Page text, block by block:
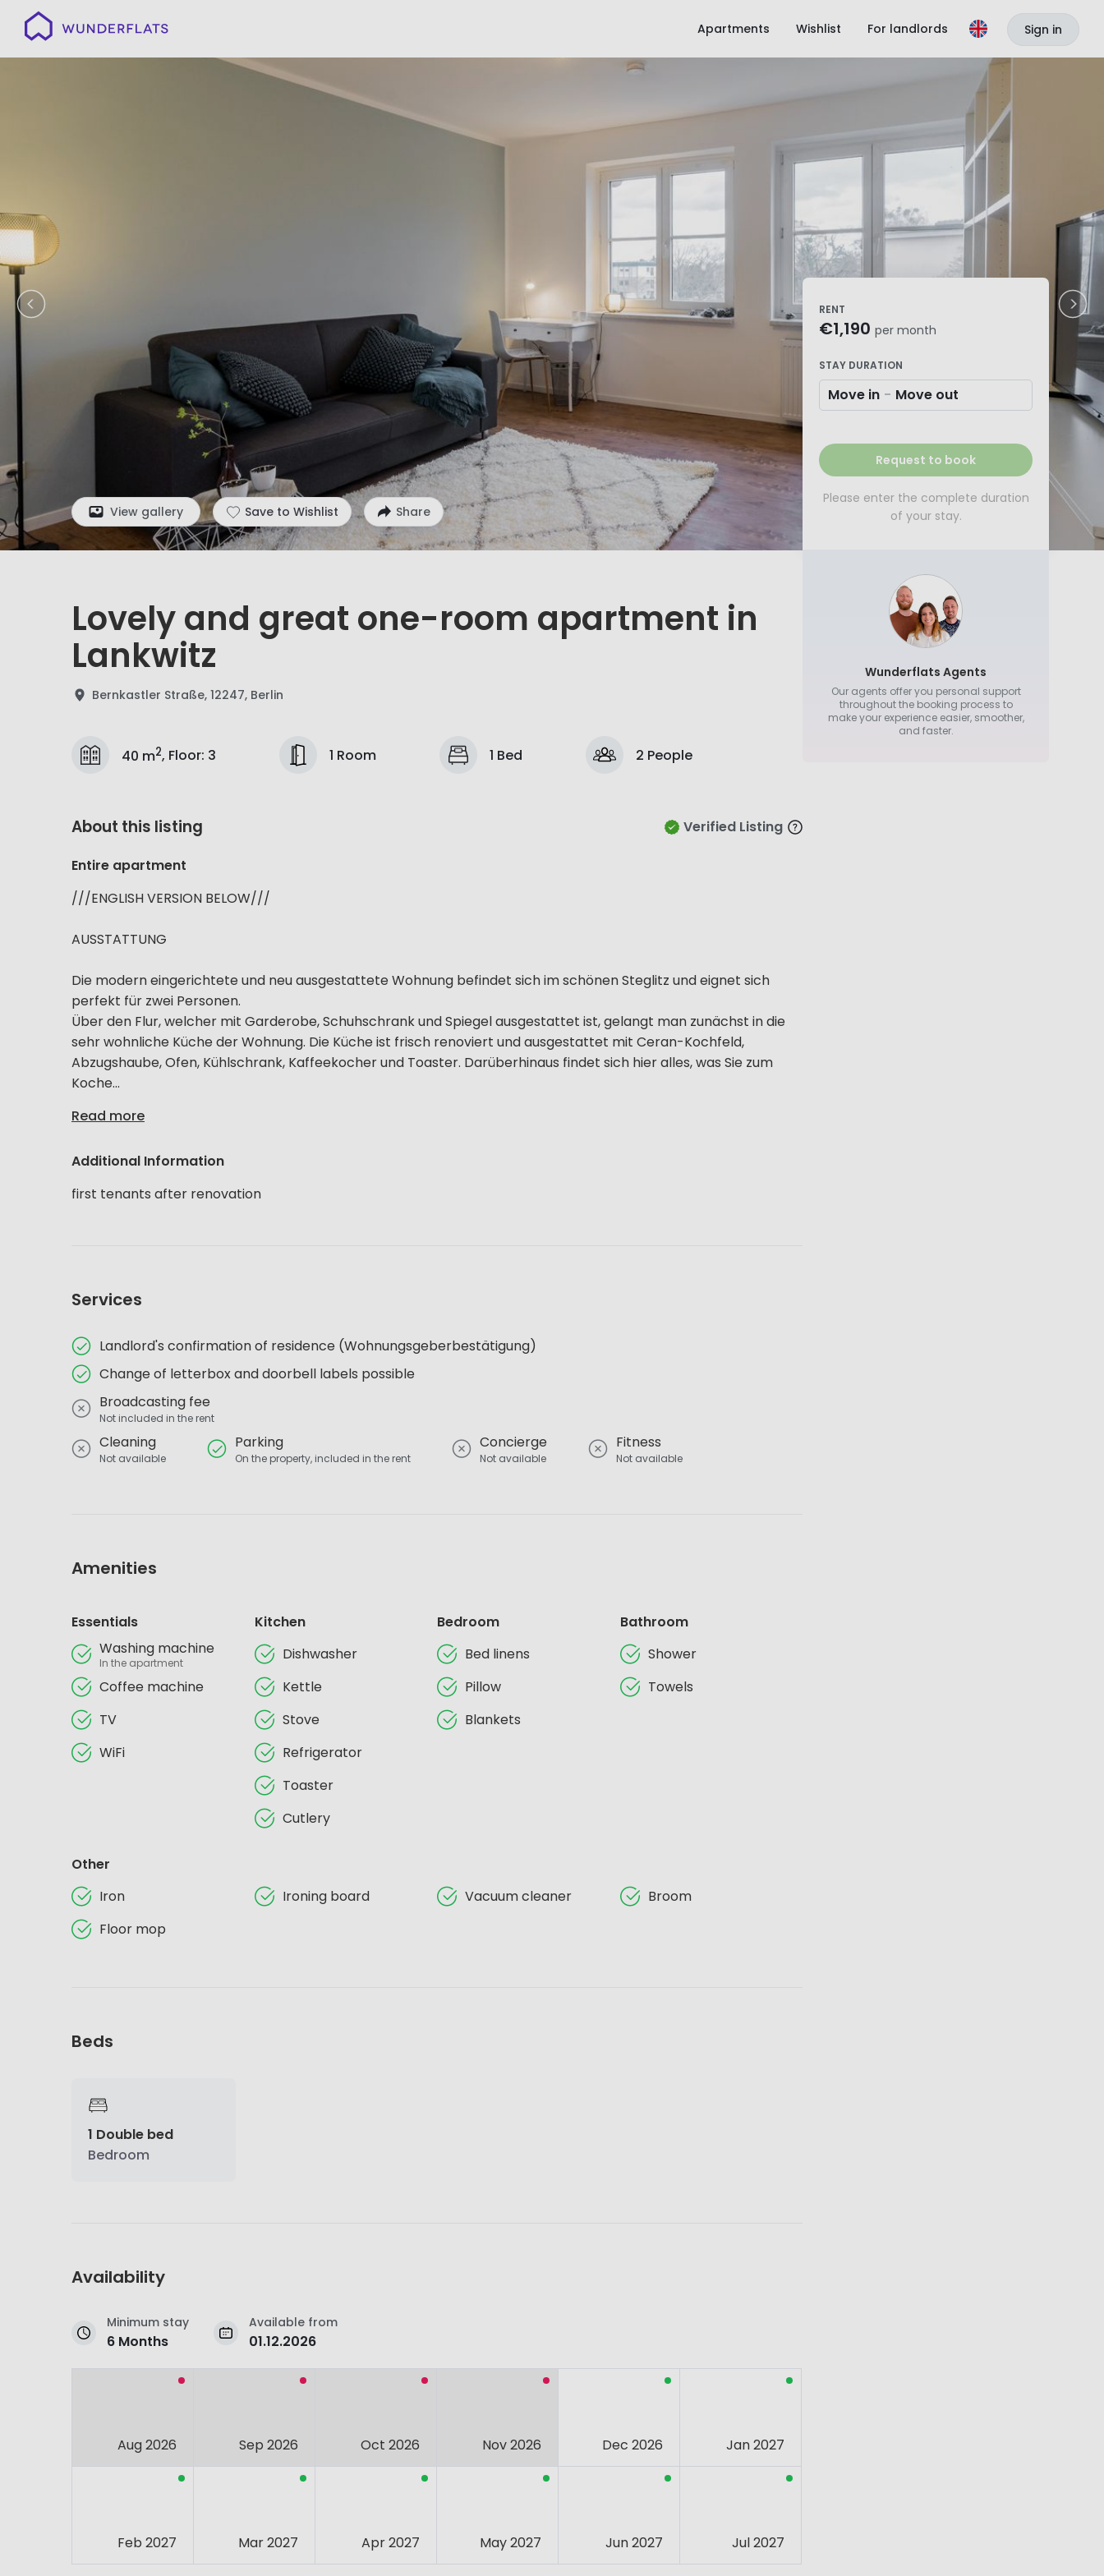
Wunderflats Apartments Wishlist For landlords Sign in
View gallery Save to Wishlist Share
Lovely and great one-room apartment in
Lankwitz
Bernkastler Straße, 12247, Berlin
40 m2, Floor: 3 1 Room 1 Bed 2 People
About this listing Verified Listing
Entire apartment
///ENGLISH VERSION BELOW///
AUSSTATTUNG
Die modern eingerichtete und neu ausgestattete Wohnung befindet sich im schönen Steglitz und eignet sich
perfekt für zwei Personen.
Über den Flur, welcher mit Garderobe, Schuhschrank und Spiegel ausgestattet ist, gelangt man zunächst in die
sehr wohnliche Küche der Wohnung. Die Küche ist frisch renoviert und ausgestattet mit Ceran-Kochfeld,
Abzugshaube, Ofen, Kühlschrank, Kaffeekocher und Toaster. Darüberhinaus findet sich hier alles, was Sie zum
Koche...
Read more
Additional Information
first tenants after renovation
Services
Landlord's confirmation of residence (Wohnungsgeberbestätigung)
Change of letterbox and doorbell labels possible
Broadcasting fee
Not included in the rent
Cleaning
Not available
Parking
On the property, included in the rent
Concierge
Not available
Fitness
Not available
Amenities
Essentials
Washing machine
In the apartment
Coffee machine
TV
WiFi
Kitchen
Dishwasher
Kettle
Stove
Refrigerator
Toaster
Cutlery
Bedroom
Bed linens
Pillow
Blankets
Bathroom
Shower
Towels
Other
Iron
Ironing board Vacuum cleaner
Broom
Floor mop
Beds
1 Double bed
Bedroom
Availability
Minimum stay
6 Months
Available from
01.12.2026
Aug 2026 Sep 2026 Oct 2026 Nov 2026 Dec 2026 Jan 2027
Feb 2027 Mar 2027 Apr 2027 May 2027 Jun 2027 Jul 2027
RENT
€1,190 per month
STAY DURATION
Move in - Move out
Request to book
Please enter the complete duration
of your stay.
Wunderflats Agents
Our agents offer you personal support
throughout the booking process to
make your experience easier, smoother,
and faster.